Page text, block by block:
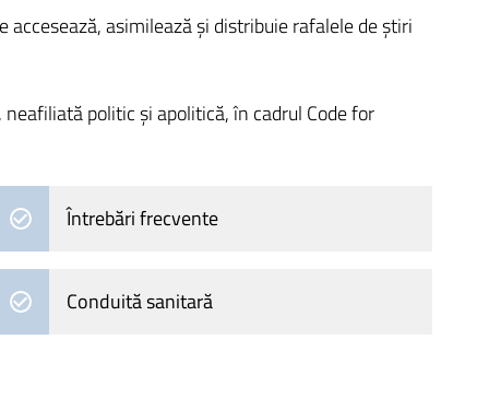
asimilează și distribuie rafalele de știri
politic și apolitică, în cadrul Code for
Întrebări frecvente
Conduită sanitară